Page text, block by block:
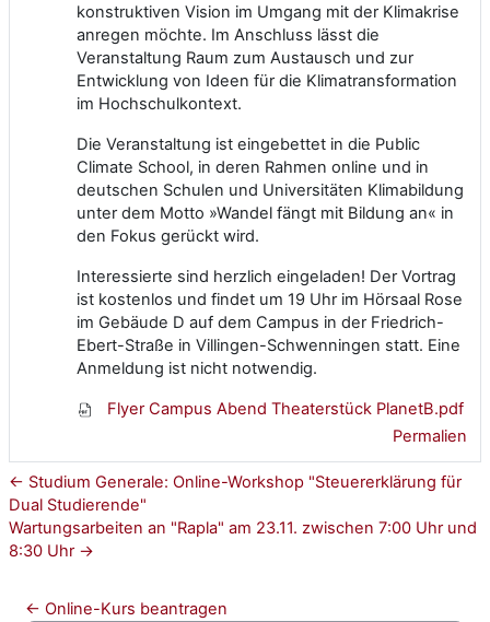
konstruktiven Vision im Umgang mit der Klimakrise
anregen möchte. Im Anschluss lässt die
Veranstaltung Raum zum Austausch und zur
Entwicklung von Ideen für die Klimatransformation
im Hochschulkontext.
Die Veranstaltung ist eingebettet in die Public
Climate School, in deren Rahmen online und in
deutschen Schulen und Universitäten Klimabildung
unter dem Motto »Wandel fängt mit Bildung an« in
den Fokus gerückt wird.
Interessierte sind herzlich eingeladen! Der Vortrag
ist kostenlos und findet um 19 Uhr im Hörsaal Rose
im Gebäude D auf dem Campus in der Friedrich-
Ebert-Straße in Villingen-Schwenningen statt. Eine
Anmeldung ist nicht notwendig.
Flyer Campus Abend Theaterstück PlanetB.pdf
Permalien
← Studium Generale: Online-Workshop "Steuererklärung für
Dual Studierende"
Wartungsarbeiten an "Rapla" am 23.11. zwischen 7:00 Uhr und
8:30 Uhr →
← Online-Kurs beantragen